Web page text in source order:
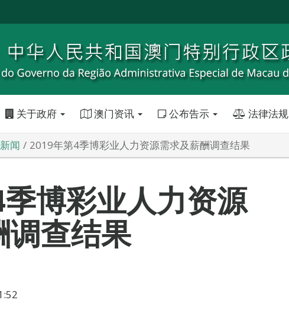
关于政府 澳门资讯 公布告示 法律法规
新闻 2019年第4季博彩业人力资源需求及薪酬调查结果
博彩业人力资源
调查结果